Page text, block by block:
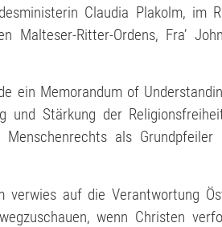
Claudia Plakolm, im
Malteser-Ritter-Ordens, Fra’
ein Memorandum of
und Stärkung der
als
verwies auf die Verantwortung
wenn Christen